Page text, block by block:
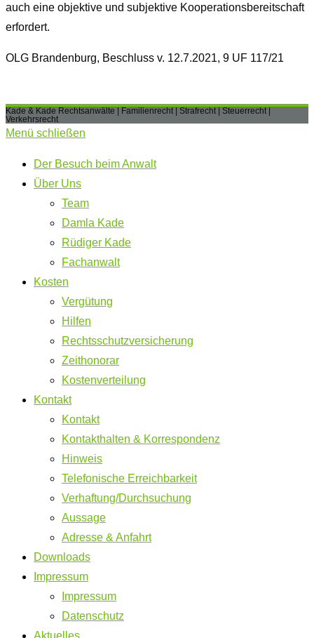
auch eine objektive und subjektive Kooperationsbereitschaft
erfordert.
OLG Brandenburg, Beschluss v. 12.7.2021, 9 UF 117/21
Kade & Kade Rechtsanwälte | Familienrecht | Strafrecht | Steuerrecht |
Verkehrsrecht
Menü schließen
Der Besuch beim Anwalt
Über Uns
Team
Damla Kade
Rüdiger Kade
Fachanwalt
Kosten
Vergütung
Hilfen
Rechtsschutzversicherung
Zeithonorar
Kostenverteilung
Kontakt
Kontakt
Kontakthalten & Korrespondenz
Hinweis
Telefonische Erreichbarkeit
Verhaftung/Durchsuchung
Aussage
Adresse & Anfahrt
Downloads
Impressum
Impressum
Datenschutz
Aktuelles